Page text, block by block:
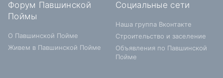
Форум Павшинской
Поймы
О Павшинской Пойме
Живем в Павшинской Пойме
Социальные сети
Наша группа Вконтакте
Строительство и заселение
Объявления по Павшинской
Пойме